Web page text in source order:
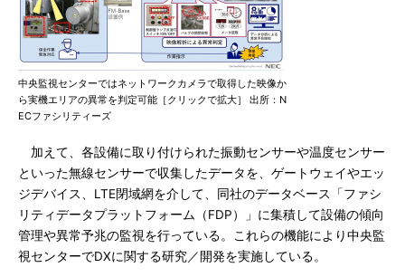
中央監視センターではネットワークカメラで取得した映像か
ら実機エリアの異常を判定可能［クリックで拡大］ 出所：N
ECファシリティーズ
加えて、各設備に取り付けられた振動センサーや温度センサー
といった無線センサーで収集したデータを、ゲートウェイやエッ
ジデバイス、LTE閉域網を介して、同社のデータベース「ファシ
リティデータプラットフォーム（FDP）」に集積して設備の傾向
管理や異常予兆の監視を行っている。これらの機能により中央監
視センターでDXに関する研究／開発を実施している。